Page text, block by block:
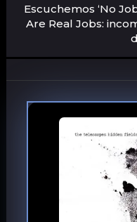
Escuchemos ‘No
Are Real Jobs: